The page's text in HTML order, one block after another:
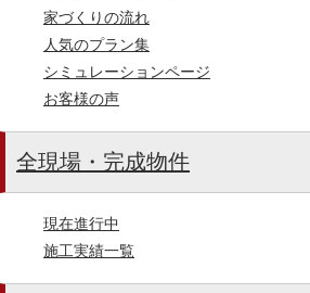
家づくりの流れ
人気のプラン集
シミュレーションページ
お客様の声
全現場・完成物件
現在進行中
施工実績一覧